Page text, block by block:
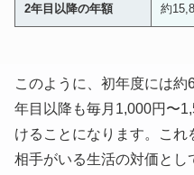
2年目以降の年額 約
このように、初年度には
年目以降も毎月1,000円〜
けることになります。これ
相手がいる生活の対価と